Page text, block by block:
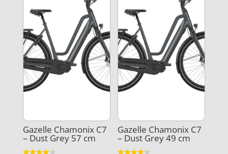
Gazelle Chamonix C7
– Dust Grey 57 cm
Gazelle Chamonix C7
– Dust Grey 49 cm